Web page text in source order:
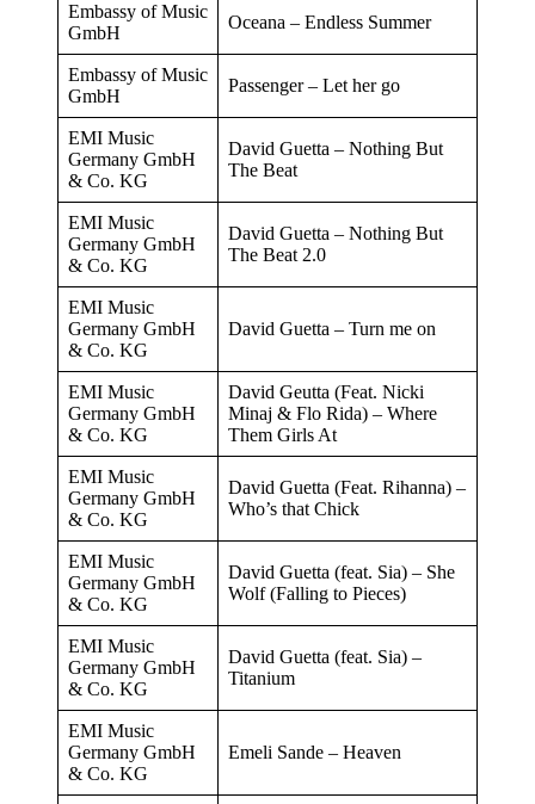
Embassy of Music
GmbH
Oceana – Endless Summer
Embassy of Music
GmbH
Passenger – Let her go
EMI Music
Germany GmbH
& Co. KG
David Guetta – Nothing But
The Beat
EMI Music
Germany GmbH
& Co. KG
David Guetta – Nothing But
The Beat 2.0
EMI Music
Germany GmbH
& Co. KG
David Guetta – Turn me on
EMI Music
Germany GmbH
& Co. KG
David Geutta (Feat. Nicki
Minaj & Flo Rida) – Where
Them Girls At
EMI Music
Germany GmbH
& Co. KG
David Guetta (Feat. Rihanna) –
Who’s that Chick
EMI Music
Germany GmbH
& Co. KG
David Guetta (feat. Sia) – She
Wolf (Falling to Pieces)
EMI Music
Germany GmbH
& Co. KG
David Guetta (feat. Sia) –
Titanium
EMI Music
Germany GmbH
& Co. KG
Emeli Sande – Heaven